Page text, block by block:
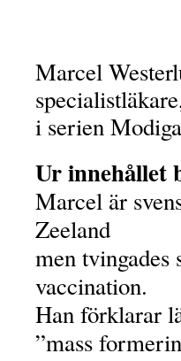
Marcel
i serien
Ur innehållet
Marcel är
Zeeland
men tvingades
vaccination.
Han förklarar
”mass